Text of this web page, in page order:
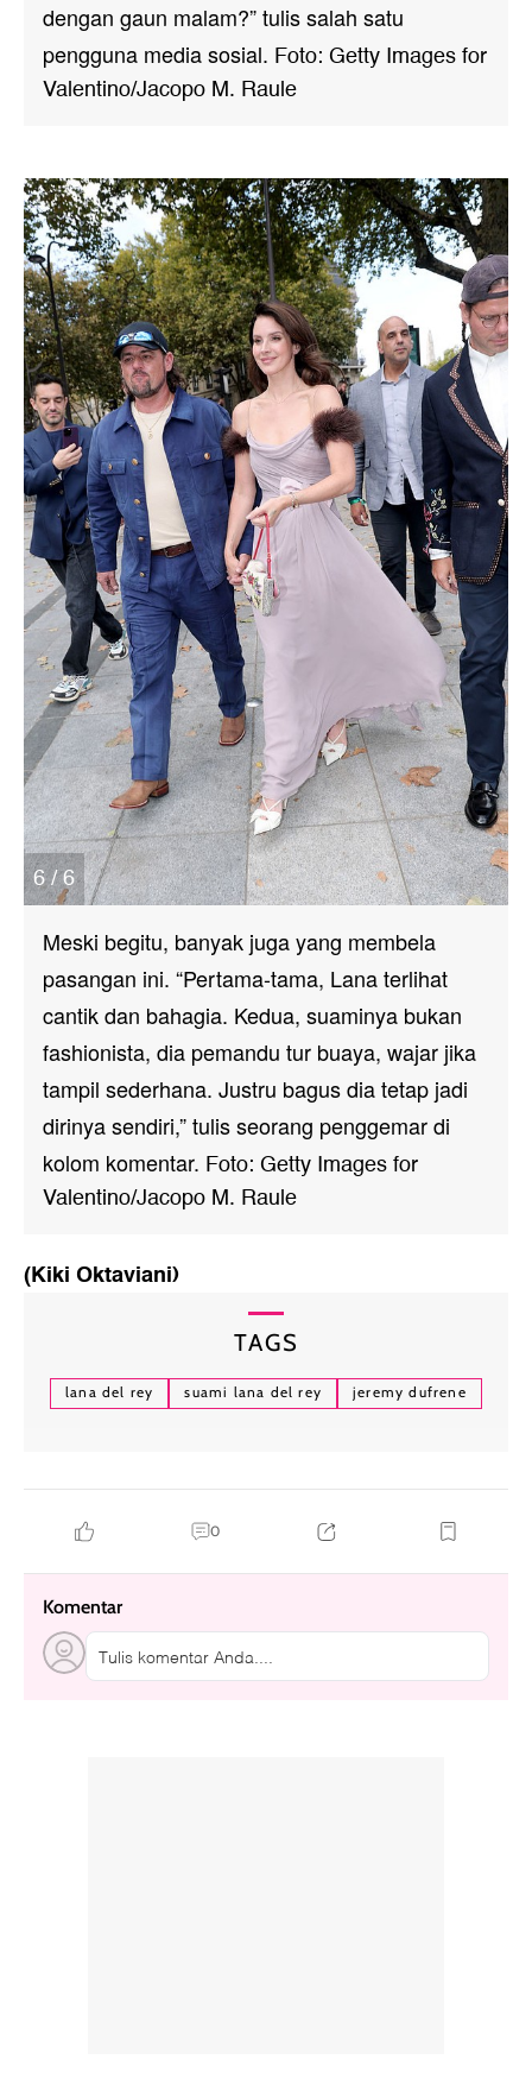
dengan gaun malam?” tulis salah satu
pengguna media sosial. Foto: Getty Images for
Valentino/Jacopo M. Raule
6 / 6
Meski begitu, banyak juga yang membela
pasangan ini. “Pertama-tama, Lana terlihat
cantik dan bahagia. Kedua, suaminya bukan
fashionista, dia pemandu tur buaya, wajar jika
tampil sederhana. Justru bagus dia tetap jadi
dirinya sendiri,” tulis seorang penggemar di
kolom komentar. Foto: Getty Images for
Valentino/Jacopo M. Raule
(Kiki Oktaviani)
TAGS
lana del rey suami lana del rey jeremy dufrene
0
Komentar
Tulis komentar Anda....